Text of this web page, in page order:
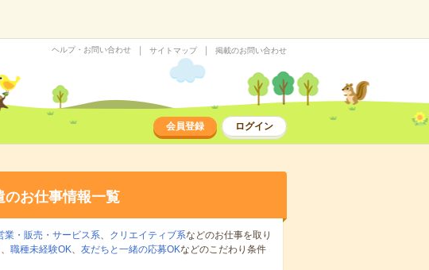
ヘルプ・お問い合わせ サイトマップ 掲載のお問い合わせ
会員登録 ログイン
のお仕事情報一覧
業・販売・サービス系、 クリエイティブ系などのお仕事を取り
、 職種未経験OK、 友だちと一緒の応募OKなどのこだわり条件